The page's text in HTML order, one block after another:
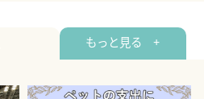
もっと見る +